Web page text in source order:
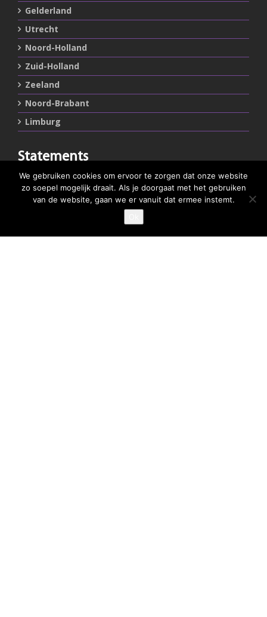
Gelderland
Utrecht
Noord-Holland
Zuid-Holland
Zeeland
Noord-Brabant
Limburg
Statements
Privacystatement
Cookiestatement
Belangrijke links
We gebruiken cookies om ervoor te zorgen dat onze website
zo soepel mogelijk draait. Als je doorgaat met het gebruiken
van de website, gaan we er vanuit dat ermee instemt.